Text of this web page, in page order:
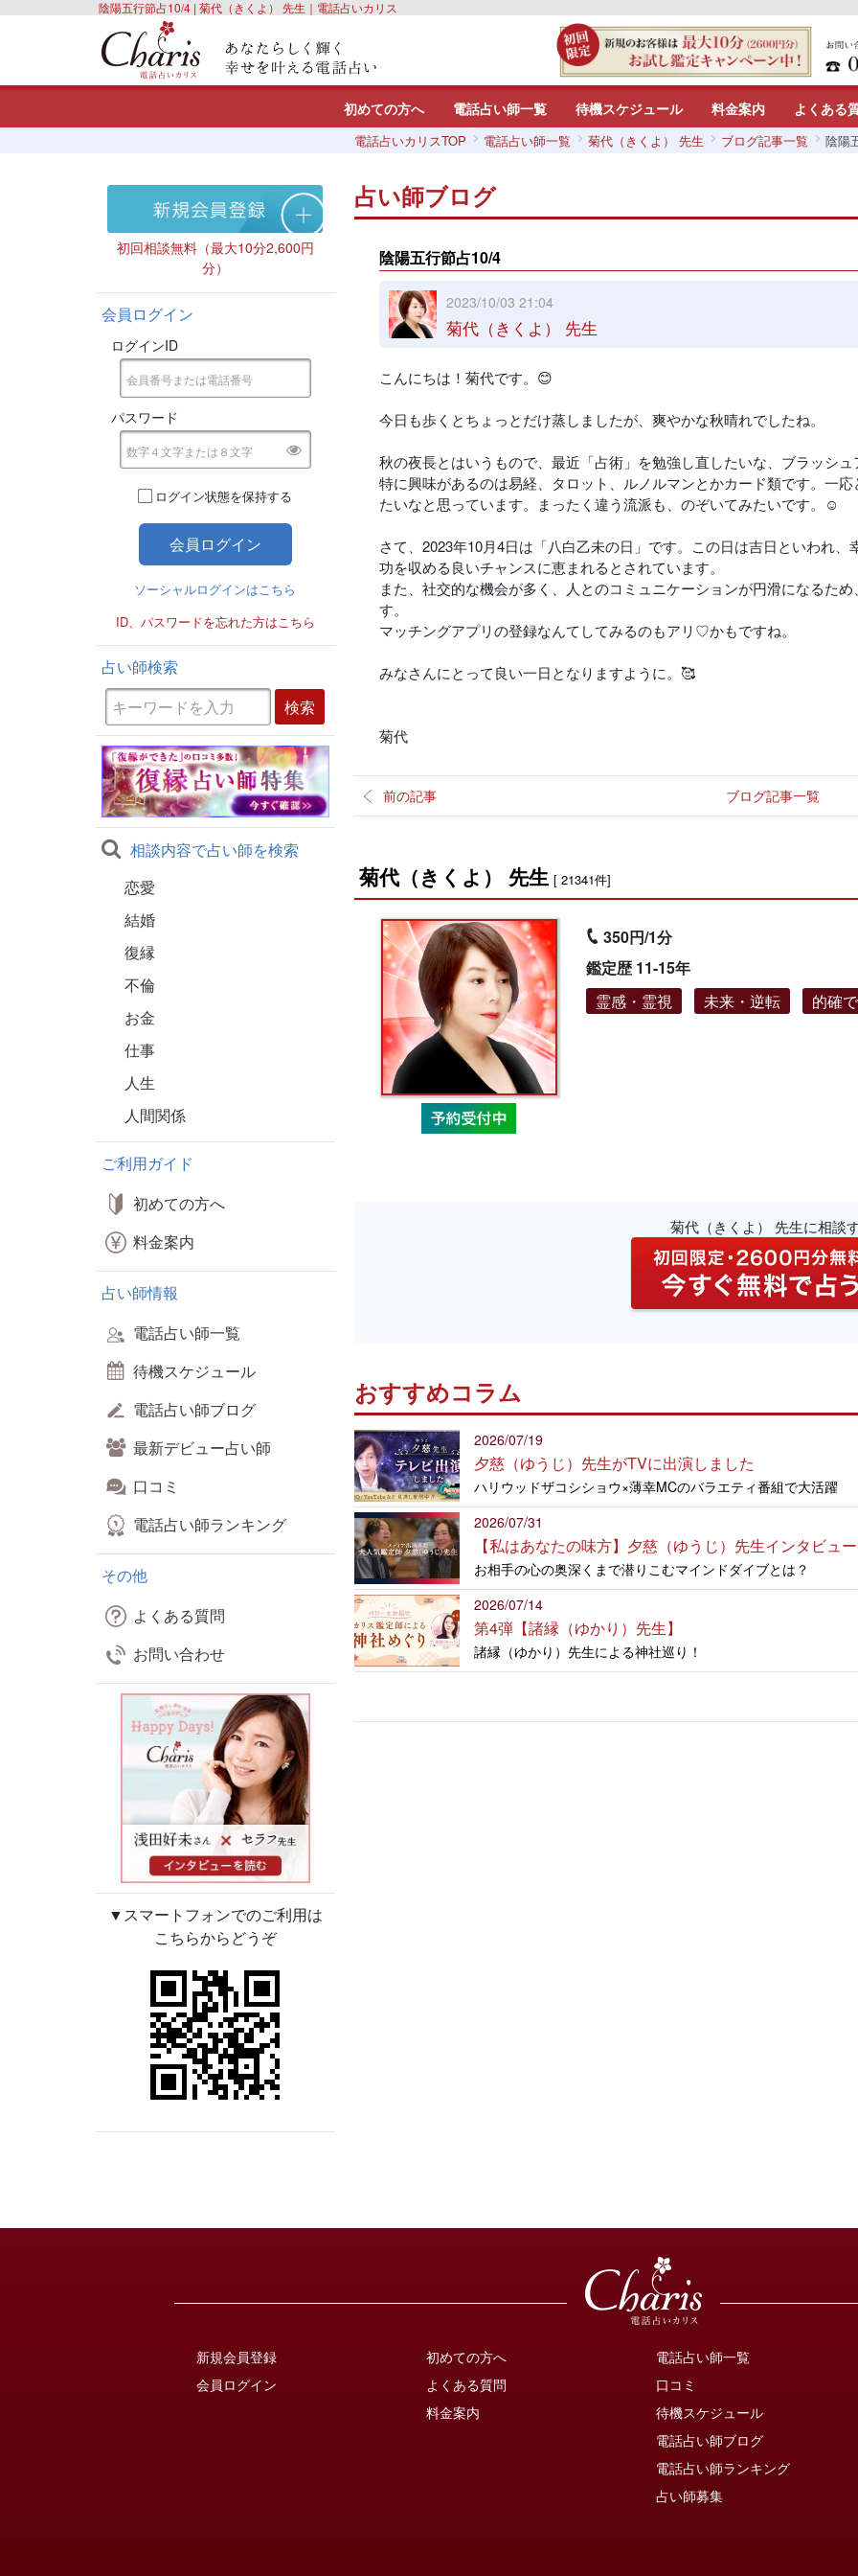
陰陽五行節占10/4 | 菊代（きくよ） 先生｜電話占いカリス
初めての方へ 電話占い師一覧 待機スケジュール 料金案内 よくある
電話占いカリスTOP 電話占い師一覧 菊代（きくよ） 先生 ブログ記事一覧 陰陽
初回相談無料（最大10分2,600円
分）
会員ログイン
ログインID
パスワード
ログイン状態を保持する
ソーシャルログインはこちら
ID、パスワードを忘れた方はこちら
占い師検索
相談内容で占い師を検索
恋愛
結婚
復縁
不倫
お金
仕事
人生
人間関係
ご利用ガイド
初めての方へ
料金案内
占い師情報
電話占い師一覧
待機スケジュール
電話占い師ブログ
最新デビュー占い師
口コミ
電話占い師ランキング
その他
よくある質問
お問い合わせ
▼スマートフォンでのご利用は
こちらからどうぞ
占い師ブログ
陰陽五行節占10/4
2023/10/03 21:04
菊代（きくよ） 先生
こんにちは！菊代です。😊
今日も歩くとちょっとだけ蒸しましたが、爽やかな秋晴れでしたね。
秋の夜長とはいうもので、最近「占術」を勉強し直したいな、ブラッシュ
特に興味があるのは易経、タロット、ルノルマンとかカード類です。一
たいなと思っています。まったく違う流派も、のぞいてみたいです。☺️
さて、2023年10月4日は「八白乙未の日」です。この日は吉日といわれ
功を収める良いチャンスに恵まれるとされています。
また、社交的な機会が多く、人とのコミュニケーションが円滑になるた
す。
マッチングアプリの登録なんてしてみるのもアリ♡かもですね。
みなさんにとって良い一日となりますように。🥰
菊代
前の記事 ブログ記事一覧
菊代（きくよ） 先生 [ 21341件]
350円/1分
鑑定歴 11-15年
霊感・霊視
未来・逆転 的確
菊代（きくよ） 先生に相談
おすすめコラム
2026/07/19
夕慈（ゆうじ）先生がTVに出演しました
ハリウッドザコシショウ×薄幸MCのバラエティ番組で大活躍
2026/07/31
【私はあなたの味方】夕慈（ゆうじ）先生インタビュー
お相手の心の奥深くまで潜りこむマインドダイブとは？
2026/07/14
第4弾【諸縁（ゆかり）先生】
諸縁（ゆかり）先生による神社巡り！
新規会員登録
会員ログイン
初めての方へ
よくある質問
料金案内
電話占い師一覧
口コミ
待機スケジュール
電話占い師ブログ
電話占い師ランキング
占い師募集